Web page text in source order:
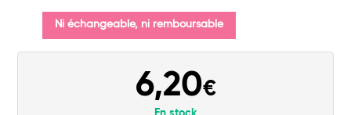
Ni échangeable, ni remboursable
6,20€